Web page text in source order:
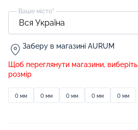
Ваше місто*
Заберу в магазині AURUM
Щоб переглянути магазини, виберіть
розмір
0 мм 0 мм 0 мм 0 мм 0 мм